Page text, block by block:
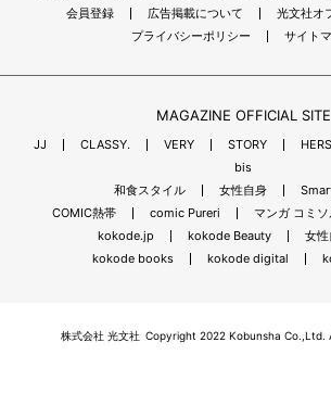
会員登録
広告掲載について
光文社オ
プライバシーポリシー
サイト
MAGAZINE OFFICIAL SITE
JJ CLASSY. VERY STORY HERS
bis
和食スタイル
女性自身
COMIC熱帯
comic Pureri マンガ コミ
kokode.jp
kokode Beauty
女
kokode books
kokode digital
株式会社 光文社 Copyright 2022 Kobunsha Co.,Ltd.